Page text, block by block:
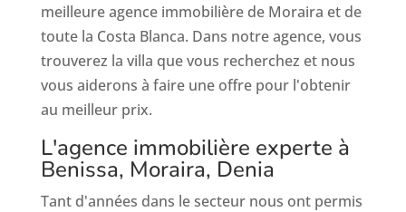
meilleure agence immobilière de Moraira et de
toute la Costa Blanca. Dans notre agence, vous
trouverez la villa que vous recherchez et nous
vous aiderons à faire une offre pour l'obtenir
au meilleur prix.
L'agence immobilière experte à
Benissa, Moraira, Denia
Tant d'années dans le secteur nous ont permis